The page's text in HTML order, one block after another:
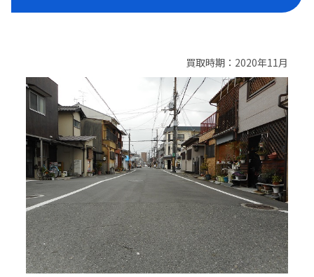
買取時期：2020年11月